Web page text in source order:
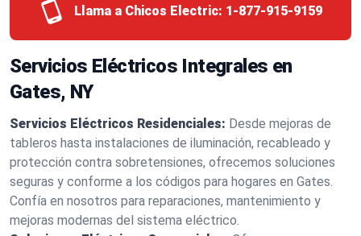
Llama a Chicos Electric: 1-877-915-9159
Servicios Eléctricos Integrales en
Gates, NY
Servicios Eléctricos Residenciales: Desde mejoras de
tableros hasta instalaciones de iluminación, recableado y
protección contra sobretensiones, ofrecemos soluciones
seguras y conforme a los códigos para hogares en Gates.
Confía en nosotros para reparaciones, mantenimiento y
mejoras modernas del sistema eléctrico.